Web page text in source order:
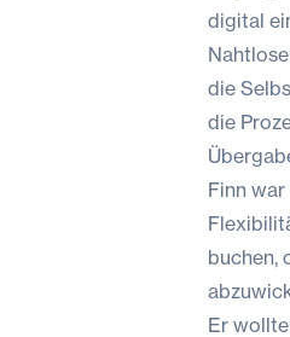
digital
die
die
Finn
buchen,
Er